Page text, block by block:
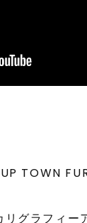
リグラフ